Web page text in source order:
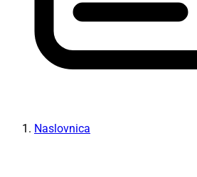
Naslovnica